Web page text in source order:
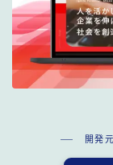
開発